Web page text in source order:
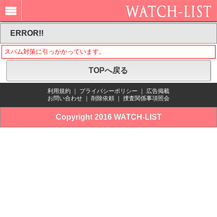
ERROR!!
スパム対策に引っかかっています。
TOPへ戻る
利用規約 プライバシーポリシー
広告掲載
お問い合わせ
削除依頼 捜査関係事項照会
Copyright 2016 WATCH-LIST